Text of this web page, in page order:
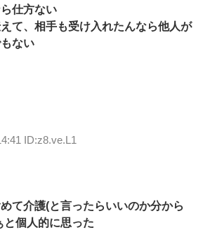
仕方ない
て、相手も受け入れたんなら他人が
ない
ID:z8.ve.L1
て介護(と言ったらいいのか分から
と個人的に思った